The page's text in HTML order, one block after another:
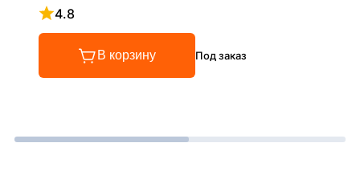
4.8
Рейтинг 4.8 из 5
В корзину Под заказ